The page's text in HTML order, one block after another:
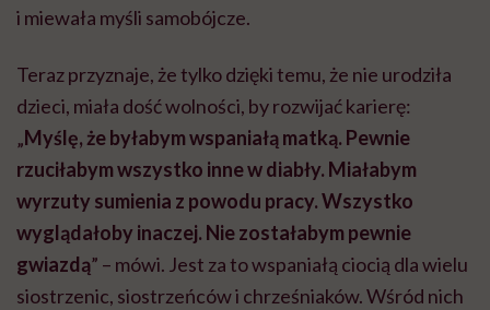
i miewała myśli samobójcze.
Teraz przyznaje, że tylko dzięki temu, że nie urodziła
dzieci, miała dość wolności, by rozwijać karierę:
„Myślę, że byłabym wspaniałą matką. Pewnie
rzuciłabym wszystko inne w diabły. Miałabym
wyrzuty sumienia z powodu pracy. Wszystko
wyglądałoby inaczej. Nie zostałabym pewnie
gwiazdą” – mówi. Jest za to wspaniałą ciocią dla wielu
siostrzenic, siostrzeńców i chrześniaków. Wśród nich